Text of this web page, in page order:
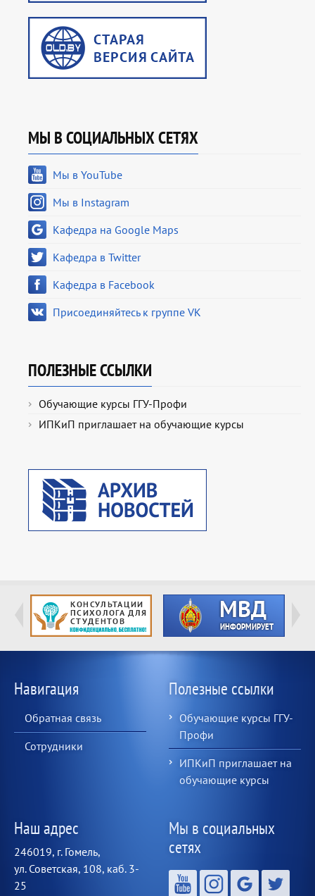
МЫ В СОЦИАЛЬНЫХ СЕТЯХ
Мы в YouTube
Мы в Instagram
Кафедра на Google Maps
Кафедра в Twitter
Кафедра в Facebook
Присоединяйтесь к группе VK
ПОЛЕЗНЫЕ ССЫЛКИ
Обучающие курсы ГГУ-Профи
ИПКиП приглашает на обучающие курсы
Навигация
Обратная связь
Сотрудники
Полезные ссылки
Обучающие курсы ГГУ-
Профи
ИПКиП приглашает на
обучающие курсы
Наш адрес
246019, г. Гомель,
ул. Советская, 108, каб. 3-
25
Мы в социальных
сетях